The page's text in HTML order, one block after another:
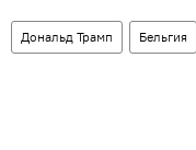
Дональд Трамп Бельгия